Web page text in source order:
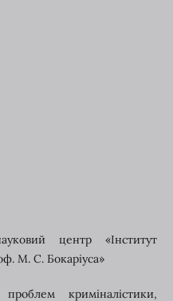
центр «Інститут
М. С. Бокаріуса»
криміналістики,